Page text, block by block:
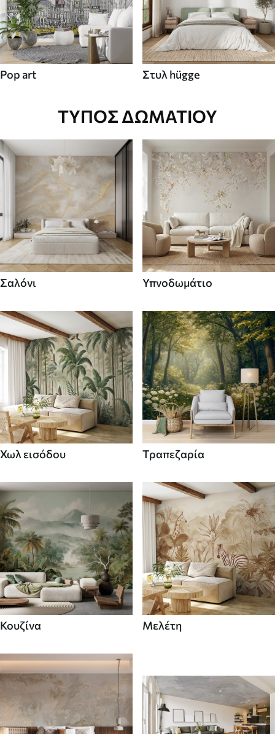
Pop art Στυλ hügge
ΤΎΠΟΣ ΔΩΜΑΤΊΟΥ
Σαλόνι Υπνοδωμάτιο
Χωλ εισόδου Τραπεζαρία
Κουζίνα Μελέτη